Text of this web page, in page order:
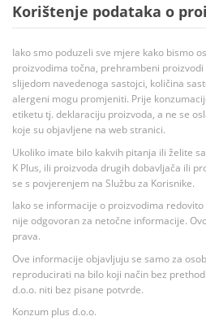
Korištenje podataka o
Iako smo poduzeli sve mjere kako bismo
proizvodima točna, prehrambeni
slijedom navedenoga sastojci, količina
alergeni mogu promjeniti. Prije
etiketu tj. deklaraciju proizvoda, a ne se
koje su objavljene na web stranici.
Ukoliko imate bilo kakvih pitanja ili želite
K Plus, ili proizvoda drugih dobavljača ili
se s povjerenjem na Službu za Korisnike.
Iako se informacije o proizvodima
nije odgovoran za netočne informacije.
prava.
Ove informacije objavljuju se samo za
reproducirati na bilo koji način bez
d.o.o. niti bez pisane potvrde.
Konzum plus d.o.o.